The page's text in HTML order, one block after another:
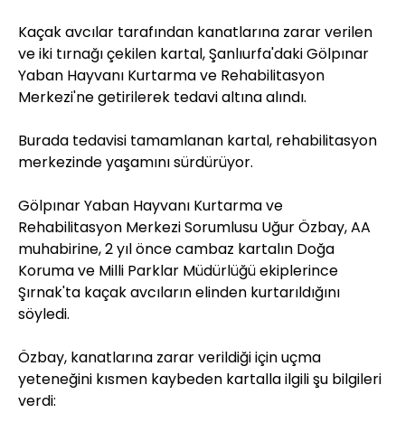
Kaçak avcılar tarafından kanatlarına zarar verilen
ve iki tırnağı çekilen kartal, Şanlıurfa'daki Gölpınar
Yaban Hayvanı Kurtarma ve Rehabilitasyon
Merkezi'ne getirilerek tedavi altına alındı.
Burada tedavisi tamamlanan kartal, rehabilitasyon
merkezinde yaşamını sürdürüyor.
Gölpınar Yaban Hayvanı Kurtarma ve
Rehabilitasyon Merkezi Sorumlusu Uğur Özbay, AA
muhabirine, 2 yıl önce cambaz kartalın Doğa
Koruma ve Milli Parklar Müdürlüğü ekiplerince
Şırnak'ta kaçak avcıların elinden kurtarıldığını
söyledi.
Özbay, kanatlarına zarar verildiği için uçma
yeteneğini kısmen kaybeden kartalla ilgili şu bilgileri
verdi: